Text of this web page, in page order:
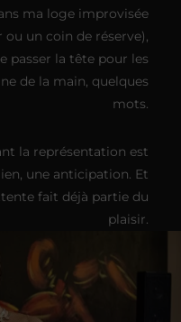
ma loge improvisée
un coin de réserve),
passer la tête pour les
de la main, quelques
mots.
la représentation est
une anticipation. Et
fait déjà partie du
plaisir.